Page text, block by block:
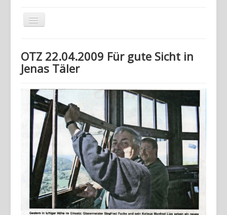
Navigation
an/aus
OTZ 22.04.2009 Für gute Sicht in
Jenas Täler